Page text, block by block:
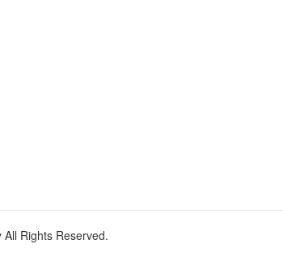
Rights Reserved.